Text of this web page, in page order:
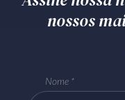
Batel
nossos
Nome